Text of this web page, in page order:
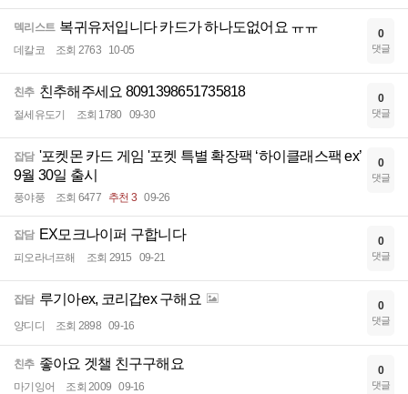
덱리스트 복귀유저입니다 카드가 하나도없어요 ㅠㅠ
데칼코 조회 2763 10-05
0
댓글
친추 친추해주세요 8091398651735818
절세유도기 조회 1780 09-30
0
댓글
잡담 '포켓몬 카드 게임 '포켓 특별 확장팩 ‘하이클래스팩 ex’
9월 30일 출시
풍야풍 조회 6477 추천 3 09-26
0
댓글
잡담 EX모크나이퍼 구합니다
피오라너프해 조회 2915 09-21
0
댓글
잡담 루기아ex, 코리갑ex 구해요
양디디 조회 2898 09-16
0
댓글
친추 좋아요 겟챌 친구구해요
마기잉어 조회 2009 09-16
0
댓글